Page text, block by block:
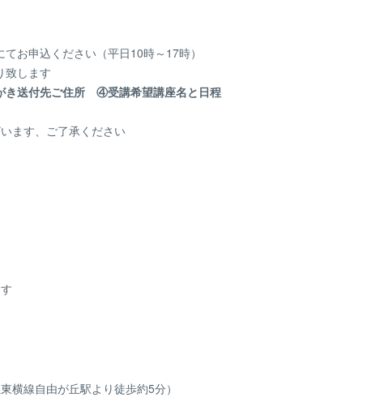
申込ください（平日10時～17時）
致します
付先ご住所 ④受講希望講座名と日程
ます、ご了承ください
横線自由が丘駅より徒歩約5分）